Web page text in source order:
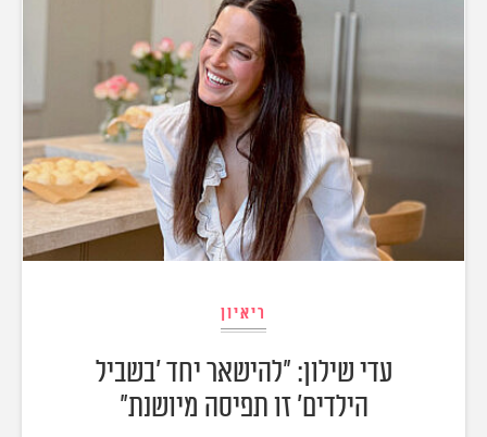
ריאיון
עדי שילון: "להישאר יחד 'בשביל
הילדים' זו תפיסה מיושנת"